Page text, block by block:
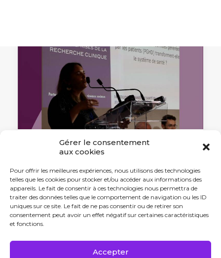
Gérer le consentement
aux cookies
Pour offrir les meilleures expériences, nous utilisons des technologies
telles que les cookies pour stocker et/ou accéder aux informations des
appareils. Le fait de consentir à ces technologies nous permettra de
traiter des données telles que le comportement de navigation ou les ID
uniques sur ce site. Le fait de ne pas consentir ou de retirer son
consentement peut avoir un effet négatif sur certaines caractéristiques
et fonctions.
Accepter
27 juin 2024
Données de santé en vie réelle : un
atout pour la recherche clinique
Jeudi 20 juin, l'AFCROs et son groupe
de travail RWD…
by Antonin Tabard